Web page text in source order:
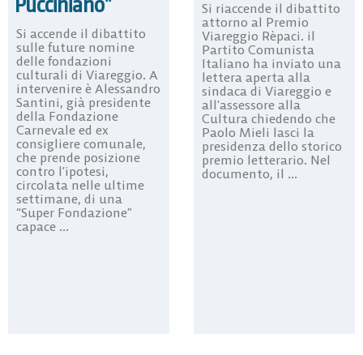
Si accende il dibattito
sulle future nomine
delle fondazioni
culturali di Viareggio. A
intervenire è Alessandro
Santini, già presidente
della Fondazione
Carnevale ed ex
consigliere comunale,
che prende posizione
contro l’ipotesi,
circolata nelle ultime
settimane, di una
“Super Fondazione”
capace ...
Si riaccende il dibattito
attorno al Premio
Viareggio Rèpaci. il
Partito Comunista
Italiano ha inviato una
lettera aperta alla
sindaca di Viareggio e
all’assessore alla
Cultura chiedendo che
Paolo Mieli lasci la
presidenza dello storico
premio letterario. Nel
documento, il ...